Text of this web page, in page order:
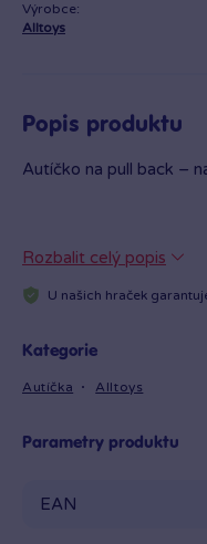
Výrobce:
Alltoys
Popis produktu
Autíčko na pull back –
Rozbalit celý popis
U našich hraček
Kategorie
Autíčka Alltoys
Parametry produktu
EAN